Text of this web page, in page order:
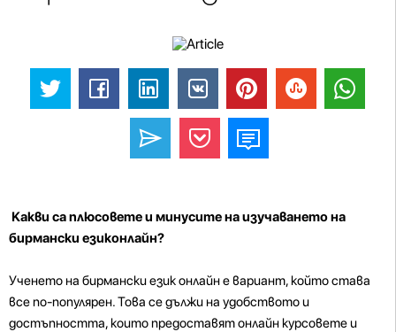
Какви са плюсовете и минусите на изучаването на
бирмански езиконлайн?
Ученето на бирмански език онлайн е вариант, който става
все по-популярен. Това се дължи на удобството и
достъпността, които предоставят онлайн курсовете и